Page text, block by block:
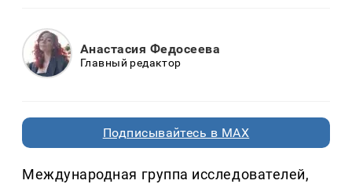
Анастасия Федосеева
Главный редактор
Подписывайтесь в MAX
Международная группа исследователей,